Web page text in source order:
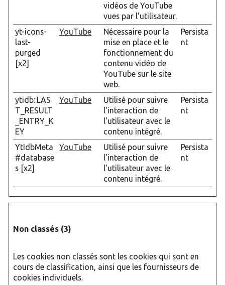
vidéos de YouTube
vues par l'utilisateur.
yt-icons-
last-
purged
[x2]
YouTube
Nécessaire pour la
mise en place et le
fonctionnement du
contenu vidéo de
YouTube sur le site
web.
Persista
nt
ytidb::LAS
T_RESULT
_ENTRY_K
EY
YouTube
Utilisé pour suivre
l'interaction de
l'utilisateur avec le
contenu intégré.
Persista
nt
YtIdbMeta
#database
s [x2]
YouTube
Utilisé pour suivre
l'interaction de
l'utilisateur avec le
contenu intégré.
Persista
nt
Non classés (3)
Les cookies non classés sont les cookies qui sont en
cours de classification, ainsi que les fournisseurs de
cookies individuels.